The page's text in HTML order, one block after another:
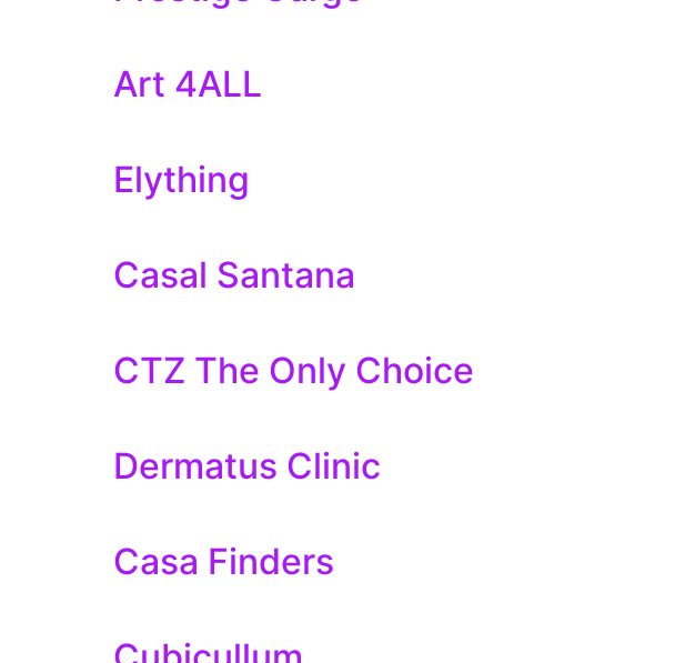
Art 4ALL
Elything
Casal Santana
CTZ The Only Choice
Dermatus Clinic
Casa Finders